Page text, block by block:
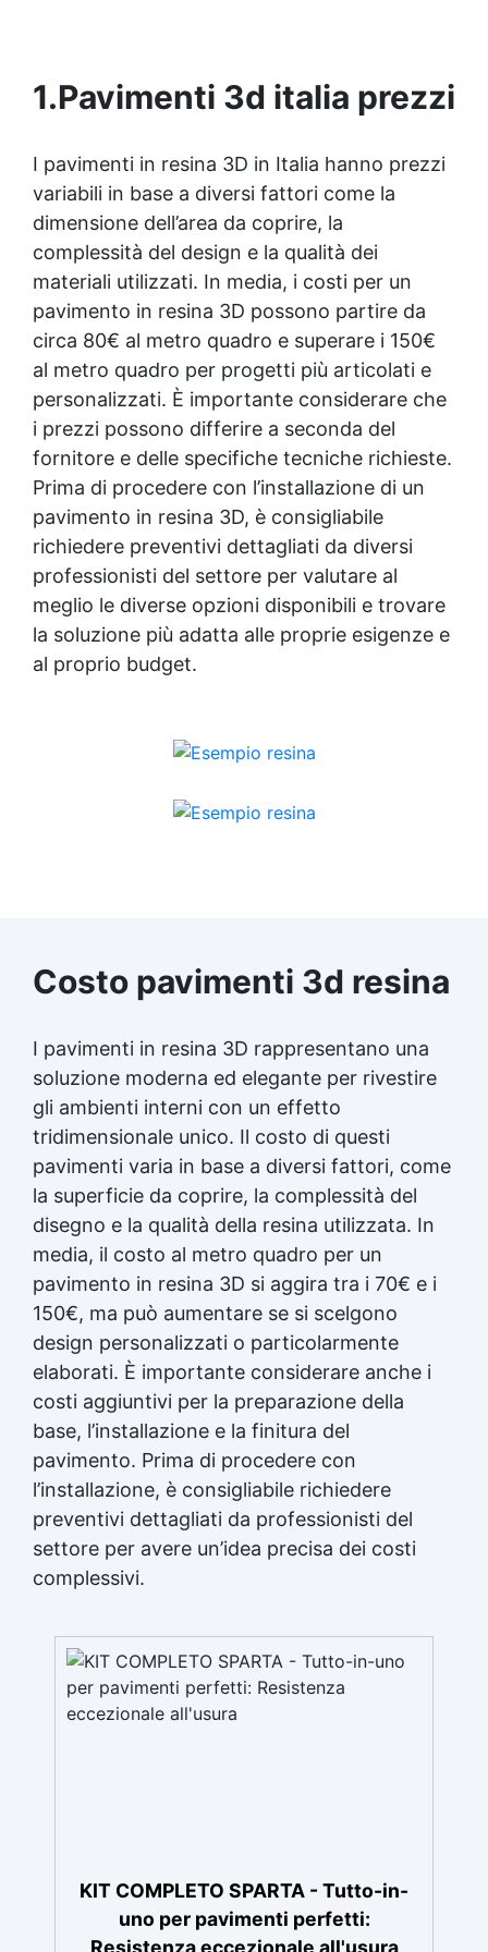
1.Pavimenti 3d italia prezzi
I pavimenti in resina 3D in Italia hanno prezzi
variabili in base a diversi fattori come la
dimensione dell’area da coprire, la
complessità del design e la qualità dei
materiali utilizzati. In media, i costi per un
pavimento in resina 3D possono partire da
circa 80€ al metro quadro e superare i 150€
al metro quadro per progetti più articolati e
personalizzati. È importante considerare che
i prezzi possono differire a seconda del
fornitore e delle specifiche tecniche richieste.
Prima di procedere con l’installazione di un
pavimento in resina 3D, è consigliabile
richiedere preventivi dettagliati da diversi
professionisti del settore per valutare al
meglio le diverse opzioni disponibili e trovare
la soluzione più adatta alle proprie esigenze e
al proprio budget.
Costo pavimenti 3d resina
I pavimenti in resina 3D rappresentano una
soluzione moderna ed elegante per rivestire
gli ambienti interni con un effetto
tridimensionale unico. Il costo di questi
pavimenti varia in base a diversi fattori, come
la superficie da coprire, la complessità del
disegno e la qualità della resina utilizzata. In
media, il costo al metro quadro per un
pavimento in resina 3D si aggira tra i 70€ e i
150€, ma può aumentare se si scelgono
design personalizzati o particolarmente
elaborati. È importante considerare anche i
costi aggiuntivi per la preparazione della
base, l’installazione e la finitura del
pavimento. Prima di procedere con
l’installazione, è consigliabile richiedere
preventivi dettagliati da professionisti del
settore per avere un’idea precisa dei costi
complessivi.
KIT COMPLETO SPARTA - Tutto-in-
uno per pavimenti perfetti:
Resistenza eccezionale all'usura